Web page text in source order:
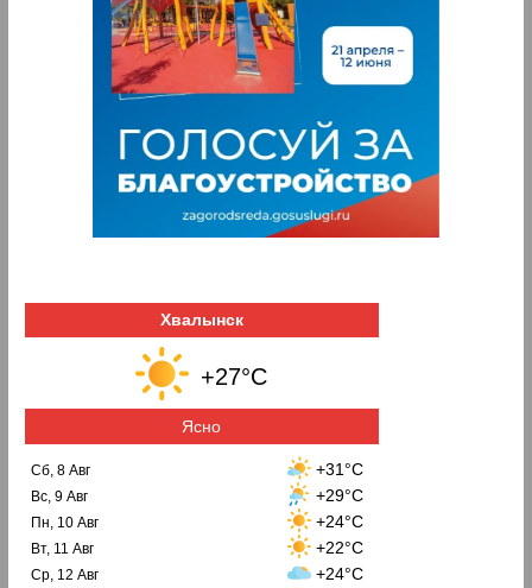
Хвалынск
+27°C
Ясно
Сб, 8 Авг +31°C
Вс, 9 Авг +29°C
Пн, 10 Авг +24°C
Вт, 11 Авг +22°C
Ср, 12 Авг +24°C